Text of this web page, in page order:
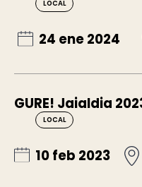
LOCAL
24 ene 2024
GURE! Jaialdia
LOCAL
10 feb 2023